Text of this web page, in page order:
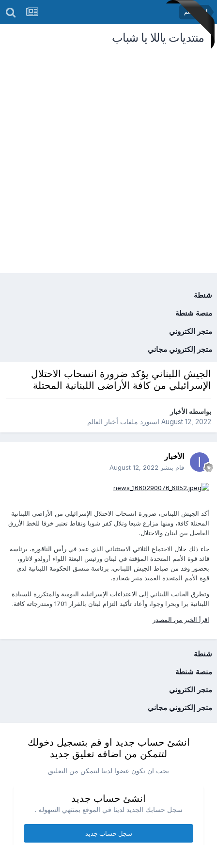
أخبار العالم
منتديات ياللا يا شباب
شنطة
منصة شنطة
متجر الكتروني
متجر إلكتروني مجاني
الجيش اللبناني يؤكد ضرورة انسحاب الاحتلال
الإسرائيلي من كافة الأراضى اللبنانية المحتلة
بواسطهالأخبار
August 12, 2022استورد ملفات أخبار العالم
الأخبار
قام بنشر August 12, 2022
أكد الجيش اللبنانى، ضرورة انسحاب الاحتلال الإسرائيلي من الأراضي اللبنانية
المحتلة كافة، ومنها مزارع شبعا وتلال كفر شوبا ونقاط تعتبر خرقا للخط الأزرق
الفاصل بين لبنان والاحتلال.
جاء ذلك خلال الاجتماع الثلاثي الاستثنائي الذي عقد في رأس الناقورة، برئاسة
قائد قوة الأمم المتحدة المؤقتة في لبنان ورئيس البعثة اللواء أرولدو لاثارو،
بحضور وفد من ضباط الجيش اللبناني، برئاسة منسق الحكومة اللبنانية لدى
قوة الأمم المتحدة العميد منير شحاده.
وتطرق الجانب اللبناني إلى الاعتداءات الإسرائيلية اليومية والمتكررة للسيادة
اللبنانية برا وبحرا وجوا، وأعاد تأكيد التزام لبنان بالقرار 1701 ومندرجاته كافة.
اقرأ الخبر من المصدر
شنطة
منصة شنطة
متجر الكتروني
متجر إلكتروني مجاني
انشئ حساب جديد او قم بتسجيل دخولك
لتتمكن من اضافه تعليق جديد
يجب ان تكون عضوا لدينا لتتمكن من التعليق
انشئ حساب جديد
سجل حسابك الجديد لدينا في الموقع بمنتهي السهوله .
سجل حساب جديد